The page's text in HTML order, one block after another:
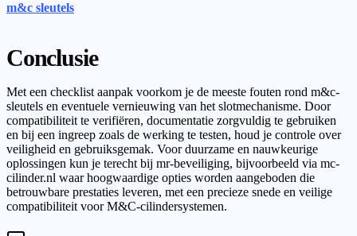
m&c sleutels
Conclusie
Met een checklist aanpak voorkom je de meeste fouten rond m&c-
sleutels en eventuele vernieuwing van het slotmechanisme. Door
compatibiliteit te verifiëren, documentatie zorgvuldig te gebruiken
en bij een ingreep zoals de werking te testen, houd je controle over
veiligheid en gebruiksgemak. Voor duurzame en nauwkeurige
oplossingen kun je terecht bij mr-beveiliging, bijvoorbeeld via mc-
cilinder.nl waar hoogwaardige opties worden aangeboden die
betrouwbare prestaties leveren, met een precieze snede en veilige
compatibiliteit voor M&C-cilindersystemen.